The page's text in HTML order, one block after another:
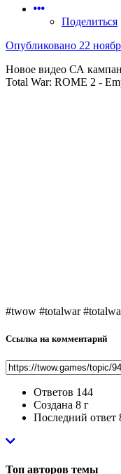
Поделиться
Опубликовано 22
Новое видео СА
Total War: ROME 2 -
#twow #totalwar
Ссылка на комментарий
Ответов 144
Создана 8 г
Последний ответ
Топ авторов темы